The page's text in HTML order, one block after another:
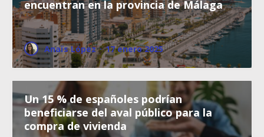
encuentran en la provincia de Málaga
Anaïs López · 17 enero 2025
Un 15 % de españoles podrían
beneficiarse del aval público para la
compra de vivienda